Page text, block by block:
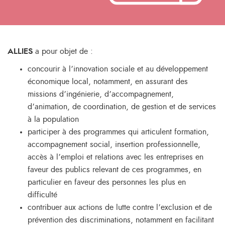
ALLIES a pour objet de :
concourir à l’innovation sociale et au développement
économique local, notamment, en assurant des
missions d’ingénierie, d’accompagnement,
d’animation, de coordination, de gestion et de services
à la population
participer à des programmes qui articulent formation,
accompagnement social, insertion professionnelle,
accès à l’emploi et relations avec les entreprises en
faveur des publics relevant de ces programmes, en
particulier en faveur des personnes les plus en
difficulté
contribuer aux actions de lutte contre l’exclusion et de
prévention des discriminations, notamment en facilitant